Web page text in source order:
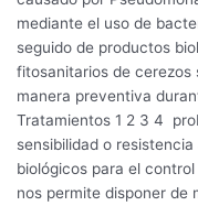
mediante el uso de
seguido de productos
fitosanitarios de cerezos
manera preventiva
Tratamientos 1 2 3 4
sensibilidad o
biológicos para el
nos permite disponer de